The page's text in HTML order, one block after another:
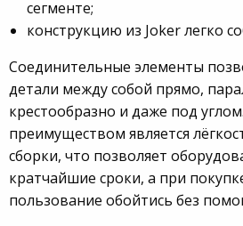
сегменте;
конструкцию из Joker легко
Соединительные элементы
детали между собой прямо,
крестообразно и даже под
преимуществом является
сборки, что позволяет
кратчайшие сроки, а при
пользование обойтись без